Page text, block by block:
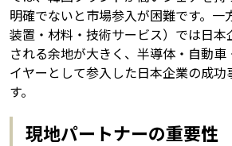
明確でないと市場参入が困難です。一
装置・材料・技術サービス）では日
される余地が大きく、半導体・自動車
イヤーとして参入した日本企業の成功
す。
現地パートナーの重要性